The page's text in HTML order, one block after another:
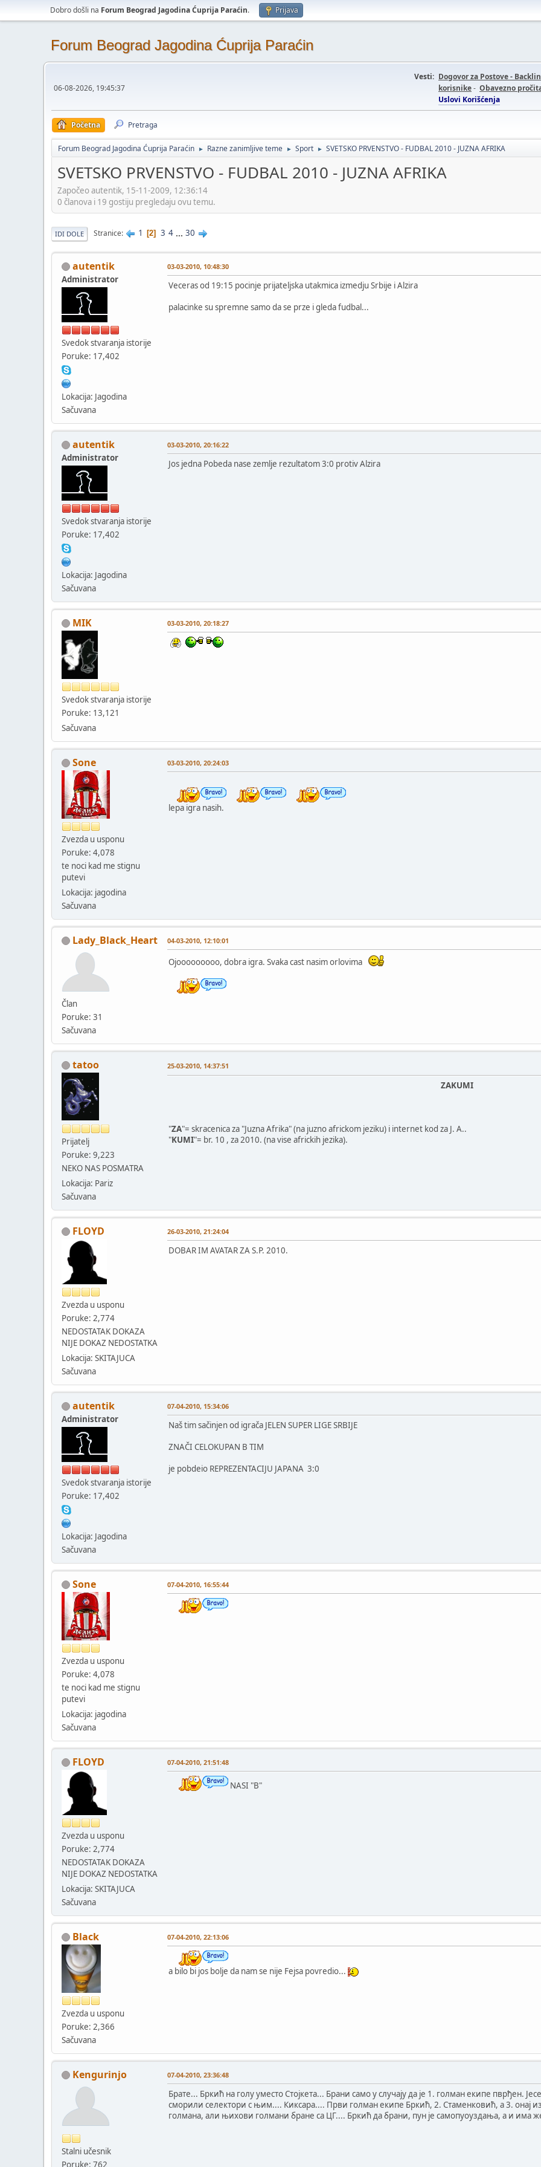
Dobro došli na Forum Beograd Jagodina Ćuprija Paraćin. Prijava
Forum Beograd Jagodina Ćuprija Paraćin
06-08-2026, 19:45:37
Vesti: Dogovor za Postove -
korisnike- Obavezno
Uslovi Korišćenja
Početna Pretraga
Forum Beograd Jagodina Ćuprija Paraćin ► Razne zanimljive teme ► Sport ► SVETSKO PRVENSTVO - FUDBAL 2010 - JUZNA AFRIKA
SVETSKO PRVENSTVO - FUDBAL 2010 - JUZNA AFRIKA
Započeo autentik, 15-11-2009, 12:36:14
0 članova i 19 gostiju pregledaju ovu temu.
IDI DOLE Stranice 1 2 3 4 ... 30
autentik
Administrator
Svedok stvaranja istorije
Poruke: 17,402
Lokacija: Jagodina
Sačuvana
03-03-2010, 10:48:30
Veceras od 19:15 pocinje prijateljska utakmica izmedju Srbije i Alzira
palacinke su spremne samo da se prze i gleda fudbal...
autentik
Administrator
Svedok stvaranja istorije
Poruke: 17,402
Lokacija: Jagodina
Sačuvana
03-03-2010, 20:16:22
Jos jedna Pobeda nase zemlje rezultatom 3:0 protiv Alzira
MIK
Svedok stvaranja istorije
Poruke: 13,121
Sačuvana
03-03-2010, 20:18:27
Sone
Zvezda u usponu
Poruke: 4,078
te noci kad me stignu
putevi
Lokacija: jagodina
Sačuvana
03-03-2010, 20:24:03
lepa igra nasih.
Lady_Black_Heart
Član
Poruke: 31
Sačuvana
04-03-2010, 12:10:01
Ojooooooooo, dobra igra. Svaka cast nasim orlovima
tatoo
Prijatelj
Poruke: 9,223
NEKO NAS POSMATRA
Lokacija: Pariz
Sačuvana
25-03-2010, 14:37:51
ZAKUMI
"ZA"= skracenica za "Juzna Afrika" (na juzno africkom jeziku) i internet kod za J. A..
"KUMI"= br. 10 , za 2010. (na vise africkih jezika).
FLOYD
Zvezda u usponu
Poruke: 2,774
NEDOSTATAK DOKAZA
NIJE DOKAZ NEDOSTATKA
Lokacija: SKITAJUCA
Sačuvana
26-03-2010, 21:24:04
DOBAR IM AVATAR ZA S.P. 2010.
autentik
Administrator
Svedok stvaranja istorije
Poruke: 17,402
Lokacija: Jagodina
Sačuvana
07-04-2010, 15:34:06
Naš tim sačinjen od igrača JELEN SUPER LIGE SRBIJE
ZNAČI CELOKUPAN B TIM
je pobdeio REPREZENTACIJU JAPANA 3:0
Sone
Zvezda u usponu
Poruke: 4,078
te noci kad me stignu
putevi
Lokacija: jagodina
Sačuvana
07-04-2010, 16:55:44
FLOYD
Zvezda u usponu
Poruke: 2,774
NEDOSTATAK DOKAZA
NIJE DOKAZ NEDOSTATKA
Lokacija: SKITAJUCA
Sačuvana
07-04-2010, 21:51:48
NASI "B"
Black
Zvezda u usponu
Poruke: 2,366
Sačuvana
07-04-2010, 22:13:06
a bilo bi jos bolje da nam se nije Fejsa povredio...
Kengurinjo
Stalni učesnik
Poruke: 762
07-04-2010, 23:36:48
Брате... Бркић на голу уместо Стојкета... Брани само у случају да је 1. голман екипе пврђен.
сморили селектори с њим.... Киксара.... Први голман екипе Бркић, 2. Стаменковић, а 3. онај
голмана, али њихови голмани бране са ЦГ.... Бркић да брани, пун је самопуоуздања, а и има